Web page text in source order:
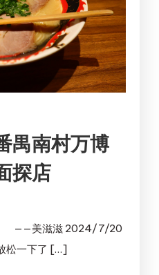
禺南村万博
探店
——美滋滋 2024/7/20
松一下了 […]